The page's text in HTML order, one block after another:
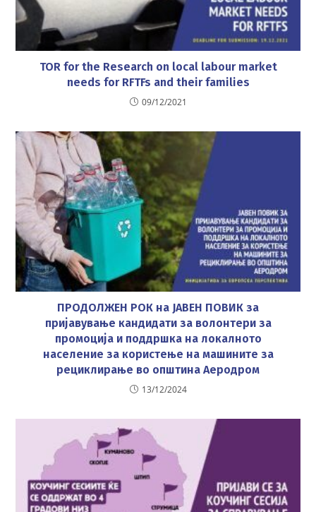
TOR for the Research on local labour market
needs for RFTFs and their families
09/12/2021
ПРОДОЛЖЕН РОК на ЈАВЕН ПОВИК за
пријавување кандидати за волонтери за
промоција и поддршка на локалното
население за користење на машините за
рециклирање во општина Аеродром
13/12/2024